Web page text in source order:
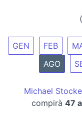
GEN FEB
AGO
Michael
compirà 47